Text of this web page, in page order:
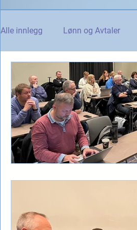
Alle innlegg Lønn og Avtaler
Norsk Tollblad Kurs og
Internasjonalt Andre
NTO og UFE Teknologi, IT